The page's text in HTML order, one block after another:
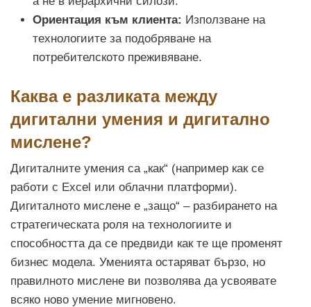
Ориентация към клиента: Използване на
технологиите за подобряване на
потребителското преживяване.
Каква е разликата между
дигитални умения и дигитално
мислене?
Дигиталните умения са „как“ (например как се
работи с Excel или облачни платформи).
Дигиталното мислене е „защо“ – разбирането на
стратегическата роля на технологиите и
способността да се предвиди как те ще променят
бизнес модела. Уменията остаряват бързо, но
правилното мислене ви позволява да усвоявате
всяко ново умение мигновено.